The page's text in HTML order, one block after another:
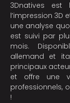
3Dnatives
l’impression 3D
une analyse
est suivi par
mois.
allemand et
principaux
et offre une
professionnels,
!